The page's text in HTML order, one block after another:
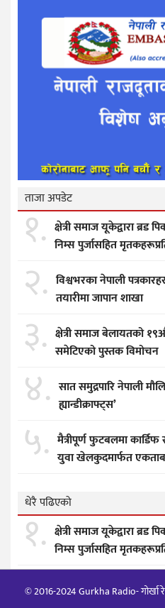
ताजा अपडेट
१. क्षेत्री समाज यूकेद्वारा ब्रड
निम्स पुर्जासहित
२. विश्वभरका नेपाली
तयारीमा जापान शाखा
३. क्षेत्री समाज बेलायतको
समेटिएको पुस्तक विमोचन
४. सात समुद्रपारि नेपाली
ह्यान्डीक्राफ्ट्स’
५. मैत्रीपूर्ण फुटबलमा
युवा खेलकुदमार्फत
धेरै पढिएको
१. क्षेत्री समाज यूकेद्वारा ब्रड
निम्स पुर्जासहित
© 2016-2024 Gurkha Radio- गोर्खा